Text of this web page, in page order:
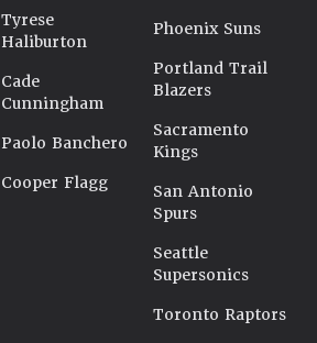
Tyrese
Haliburton
Cade
Cunningham
Paolo Banchero
Cooper Flagg
Phoenix Suns
Portland Trail
Blazers
Sacramento
Kings
San Antonio
Spurs
Seattle
Supersonics
Toronto Raptors